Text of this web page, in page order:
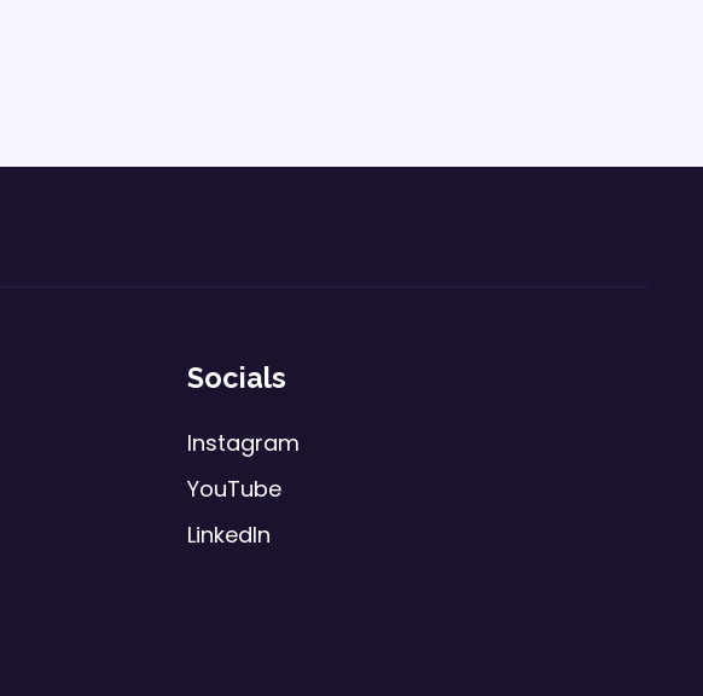
Socials
Instagram
YouTube
LinkedIn